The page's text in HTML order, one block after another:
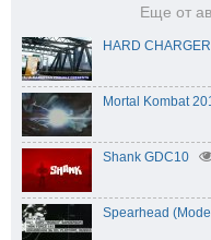
Еще от
HARD
Mortal Kombat
Shank GDC10
Spearhead